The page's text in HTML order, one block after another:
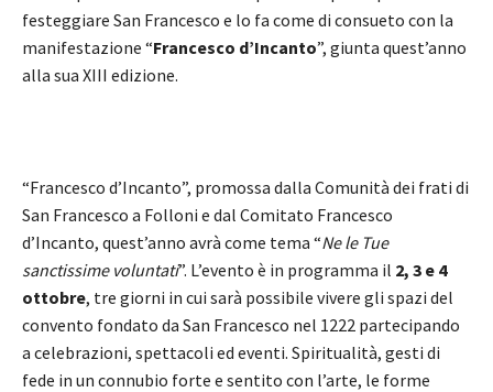
festeggiare San Francesco e lo fa come di consueto con la
manifestazione “Francesco d’Incanto”, giunta quest’anno
alla sua XIII edizione.
“Francesco d’Incanto”, promossa dalla Comunità dei frati di
San Francesco a Folloni e dal Comitato Francesco
d’Incanto, quest’anno avrà come tema “Ne le Tue
sanctissime voluntati”. L’evento è in programma il 2, 3 e 4
ottobre, tre giorni in cui sarà possibile vivere gli spazi del
convento fondato da San Francesco nel 1222 partecipando
a celebrazioni, spettacoli ed eventi. Spiritualità, gesti di
fede in un connubio forte e sentito con l’arte, le forme